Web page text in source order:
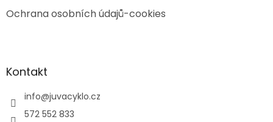
Ochrana osobních údajů-cookies
Kontakt
info@juvacyklo.cz
572 552 833